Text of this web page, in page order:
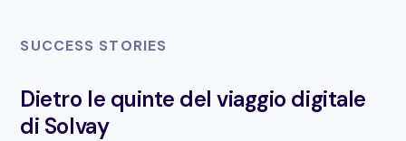
SUCCESS STORIES
Dietro le quinte del viaggio digitale
di Solvay